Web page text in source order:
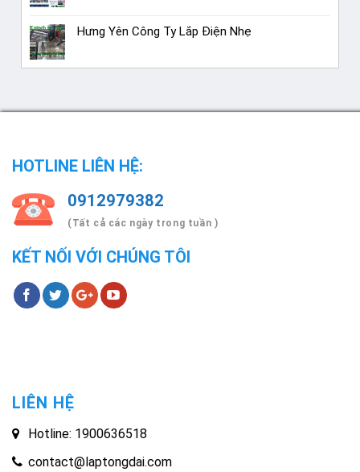
Hưng Yên Công Ty Lắp Điện Nhẹ
HOTLINE LIÊN HỆ:
0912979382
(Tất cả các ngày trong tuần )
KẾT NỐI VỚI CHÚNG TÔI
LIÊN HỆ
Hotline: 1900636518
contact@laptongdai.com